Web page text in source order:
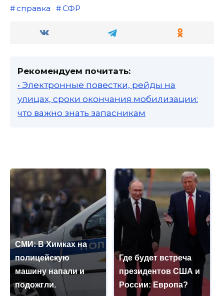
справка
СФР
Рекомендуем почитать:
• Электронные повестки, рейды на
улицах, сроки окончания мобилизации:
что важно знать запасникам
СМИ: В Химках на
полицейскую
машину напали и
подожгли.
Где будет встреча
президентов США и
России: Европа?